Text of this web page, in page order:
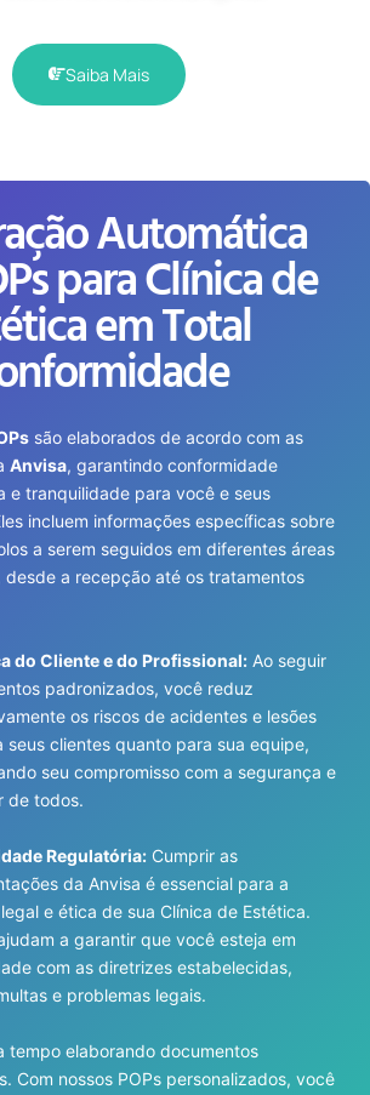
Saiba Mais
Automática
para Clínica de
em Total
são elaborados de acordo com as
Anvisa, garantindo conformidade
e tranquilidade para você e seus
incluem informações específicas sobre
a serem seguidos em diferentes áreas
desde a recepção até os tratamentos
do Cliente e do Profissional: Ao seguir
padronizados, você reduz
os riscos de acidentes e lesões
seus clientes quanto para sua equipe,
seu compromisso com a segurança e
de todos.
Regulatória: Cumprir as
da Anvisa é essencial para a
e ética de sua Clínica de Estética.
a garantir que você esteja em
com as diretrizes estabelecidas,
e problemas legais.
tempo elaborando documentos
Com nossos POPs personalizados, você